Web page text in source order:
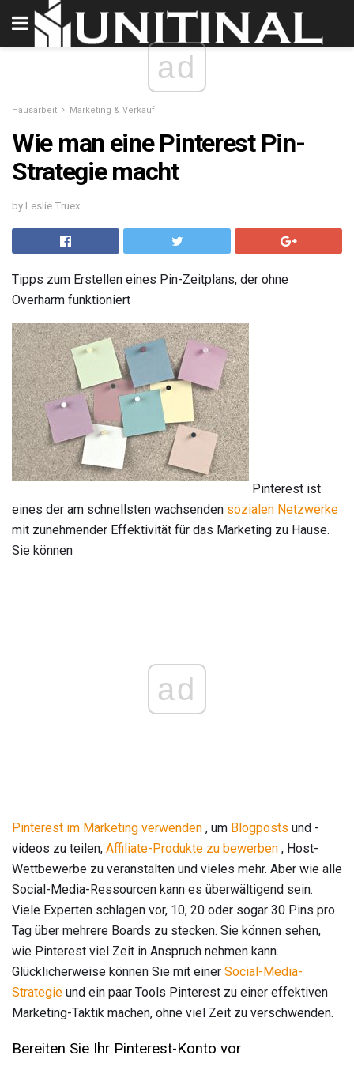
ad
Hausarbeit Marketing & Verkauf
Wie man eine Pinterest Pin-
Strategie macht
by Leslie Truex
Tipps zum Erstellen eines Pin-Zeitplans, der ohne
Overharm funktioniert
Pinterest ist
eines der am schnellsten wachsenden sozialen Netzwerke
mit zunehmender Effektivität für das Marketing zu Hause.
Sie können
ad
Pinterest im Marketing verwenden , um Blogposts und -
videos zu teilen, Affiliate-Produkte zu bewerben , Host-
Wettbewerbe zu veranstalten und vieles mehr. Aber wie alle
Social-Media-Ressourcen kann es überwältigend sein.
Viele Experten schlagen vor, 10, 20 oder sogar 30 Pins pro
Tag über mehrere Boards zu stecken. Sie können sehen,
wie Pinterest viel Zeit in Anspruch nehmen kann.
Glücklicherweise können Sie mit einer Social-Media-
Strategie und ein paar Tools Pinterest zu einer effektiven
Marketing-Taktik machen, ohne viel Zeit zu verschwenden.
Bereiten Sie Ihr Pinterest-Konto vor